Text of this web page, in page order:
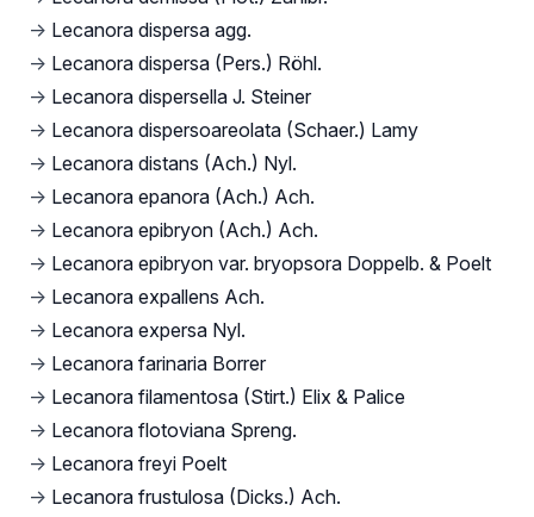
→ Lecanora dispersa agg.
→ Lecanora dispersa (Pers.) Röhl.
→ Lecanora dispersella J. Steiner
→ Lecanora dispersoareolata (Schaer.) Lamy
→ Lecanora distans (Ach.) Nyl.
→ Lecanora epanora (Ach.) Ach.
→ Lecanora epibryon (Ach.) Ach.
→ Lecanora epibryon var. bryopsora Doppelb. & Poelt
→ Lecanora expallens Ach.
→ Lecanora expersa Nyl.
→ Lecanora farinaria Borrer
→ Lecanora filamentosa (Stirt.) Elix & Palice
→ Lecanora flotoviana Spreng.
→ Lecanora freyi Poelt
→ Lecanora frustulosa (Dicks.) Ach.